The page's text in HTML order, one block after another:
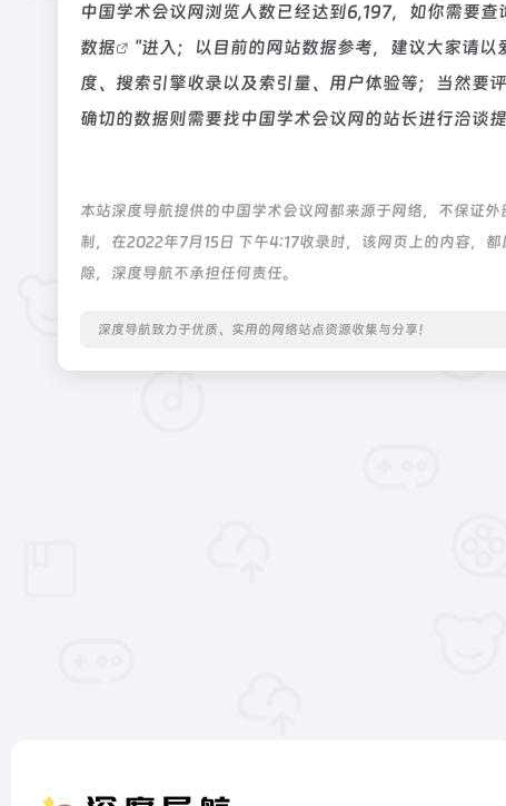
中国学术会议网浏览人数已经达到6,197，如你需要
数据
"进入；以目前的网站数据参考，建议大家请
度、搜索引擎收录以及索引量、用户体验等；当然要
确切的数据则需要找中国学术会议网的站长进行洽谈
本站深度导航提供的中国学术会议网都来源于网络，不保证
制，在2022年7月15日 下午4:17收录时，该网页上的内容，
除，深度导航不承担任何责任。
深度导航致力于优质、实用的网络站点资源收集与分享！